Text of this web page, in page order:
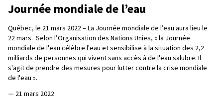
Journée mondiale de l’eau
Québec, le 21 mars 2022 – La Journée mondiale de l’eau aura lieu le
22 mars. Selon l’Organisation des Nations Unies, « la Journée
mondiale de l'eau célèbre l'eau et sensibilise à la situation des 2,2
milliards de personnes qui vivent sans accès à de l'eau salubre. Il
s'agit de prendre des mesures pour lutter contre la crise mondiale
de l'eau ».
— 21 mars 2022